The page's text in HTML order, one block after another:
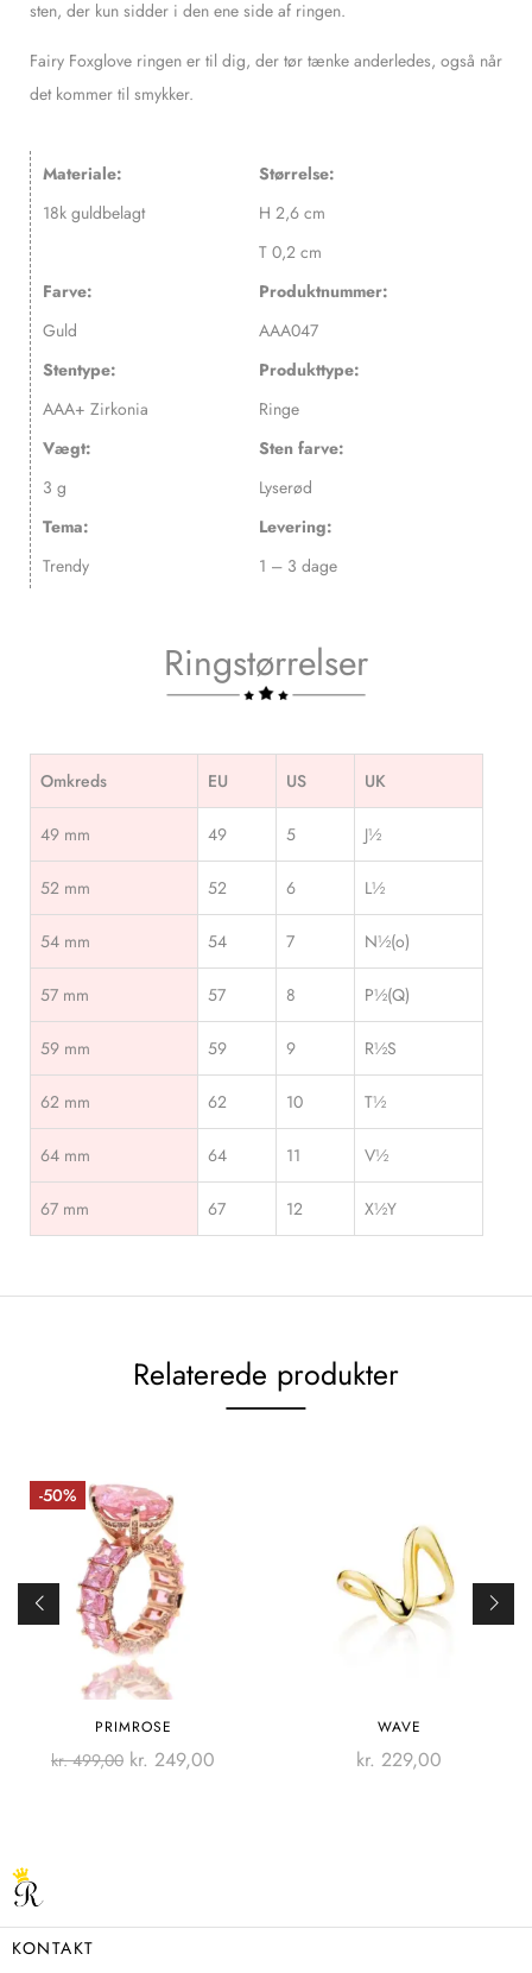
sten, der kun sidder i den ene side af ringen.
Fairy Foxglove ringen er til dig, der tør tænke anderledes, også når
det kommer til smykker.
Materiale:
18k guldbelagt
Farve:
Guld
Stentype:
AAA+ Zirkonia
Vægt:
3 g
Tema:
Trendy
Størrelse:
H 2,6 cm
T 0,2 cm
Produktnummer:
AAA047
Produkttype:
Ringe
Sten farve:
Lyserød
Levering:
1 – 3 dage
Ringstørrelser
Omkreds EU US UK
49 mm 49 5 J½
52 mm 52 6 L½
54 mm 54 7 N½(o)
57 mm 57 8 P½(Q)
59 mm 59 9 R½S
62 mm 62 10 T½
64 mm 64 11 V½
67 mm 67 12 X½Y
Relaterede produkter
-50%
PRIMROSE
kr.499,00 kr. 249,00
WAVE
kr. 229,00
KONTAKT